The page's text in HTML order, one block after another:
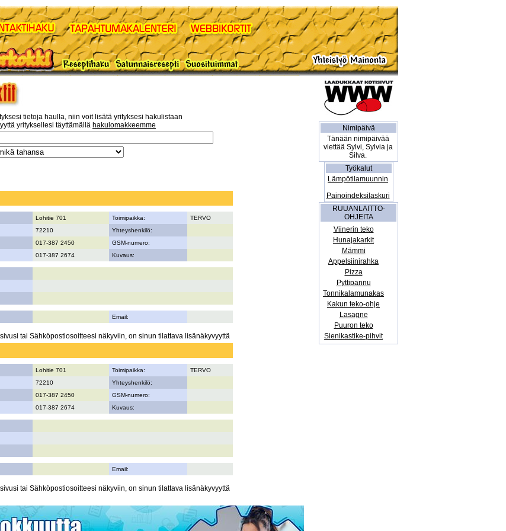
tietoja haulla, niin voit lisätä yrityksesi hakulistaan
yrityksellesi täyttämällä hakulomakkeemme
Lohitie 701 Toimipaikka:
TERVO
72210
Yhteyshenkilö:
017-387 2450
GSM-numero:
017-387 2674 Kuvaus:
Email:
tai Sähköpostiosoitteesi näkyviin, on sinun tilattava lisänäkyvyyttä
Lohitie 701 Toimipaikka:
TERVO
72210
Yhteyshenkilö:
017-387 2450
GSM-numero:
017-387 2674 Kuvaus:
Email:
tai Sähköpostiosoitteesi näkyviin, on sinun tilattava lisänäkyvyyttä
Nimipäivä
Tänään nimipäivää
viettää Sylvi, Sylvia ja
Silva.
Työkalut
Lämpötilamuunnin
Painoindeksilaskuri
RUUANLAITTO-
OHJEITA
Viinerin teko
Hunajakarkit
Mämmi
Appelsiinirahka
Pizza
Pyttipannu
Tonnikalamunakas
Kakun teko-ohje
Lasagne
Puuron teko
Sienikastike-pihvit